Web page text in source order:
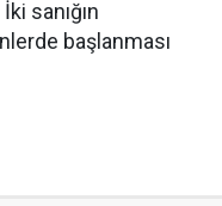
sanığın
başlanması